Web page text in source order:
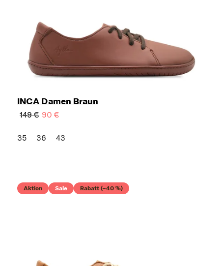
INCA Damen Braun
149 € 90 €
35 36 43
Aktion Sale Rabatt (–40 %)